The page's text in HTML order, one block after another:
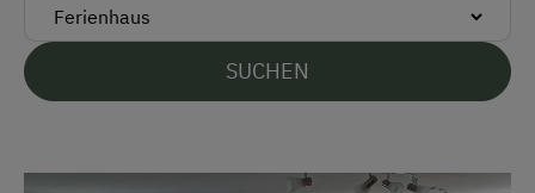
Vor Ort gesprochene Sprachen
SUCHEN